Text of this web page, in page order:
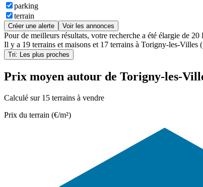
parking
terrain
Créer une alerte Voir les annonces
Pour de meilleurs résultats, votre recherche a été élargie de 20
Il y a 19 terrains et maisons et 17 terrains à Torigny-les-Villes
Tri: Les plus proches
Prix moyen autour de Torigny-les-
Calculé sur 15 terrains à vendre
Prix du terrain (€/m²)